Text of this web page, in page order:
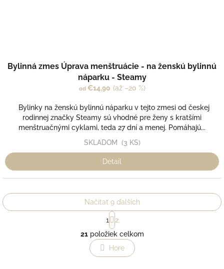
Bylinná zmes Úprava menštruácie - na ženskú bylinnú
náparku - Steamy
od€14,90 (až –20 %)
Bylinky na ženskú bylinnú náparku v tejto zmesi od českej
rodinnej značky Steamy sú vhodné pre ženy s kratšími
menštruačnými cyklami, teda 27 dní a menej. Pomáhajú...
SKLADOM (3 KS)
Detail
O
v
l
á
Načítať 9 ďalších
S
t
r
á
n
k
1
2
21položiek celkom
Hore